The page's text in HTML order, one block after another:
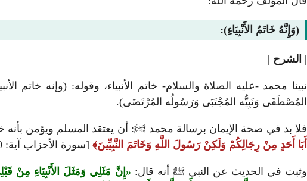
(وَإِنَّهُ خَاتَمُ الأَنْبِيَاءِ):
| الشرح |
نبينا محمد -عليه الصلاة والسلام- خاتم الأنبياء، وقوله: (وإنه
المُصْطَفَى وَنَبِيُّه المُجْتَبَى وَرَسُولُه المُرْتَضَى).
فلا بد في صحة الإيمان برسالة محمد ﷺ: أن يعتقد المسلم ويؤمن بأنه
أَبَا أَحَدٍ مِنْ رِجَالِكُمْ وَلَكِنْ رَسُولَ اللَّهِ وَخَاتَمَ النَّبِيِّينَ
[سورة الأحزاب آية: 40].
وثبت في الحديث عن النبي ﷺ أنه قال:
إِنَّ مَثَلِي وَمَثَلَ الأَنْبِيَاءِ مِنْ